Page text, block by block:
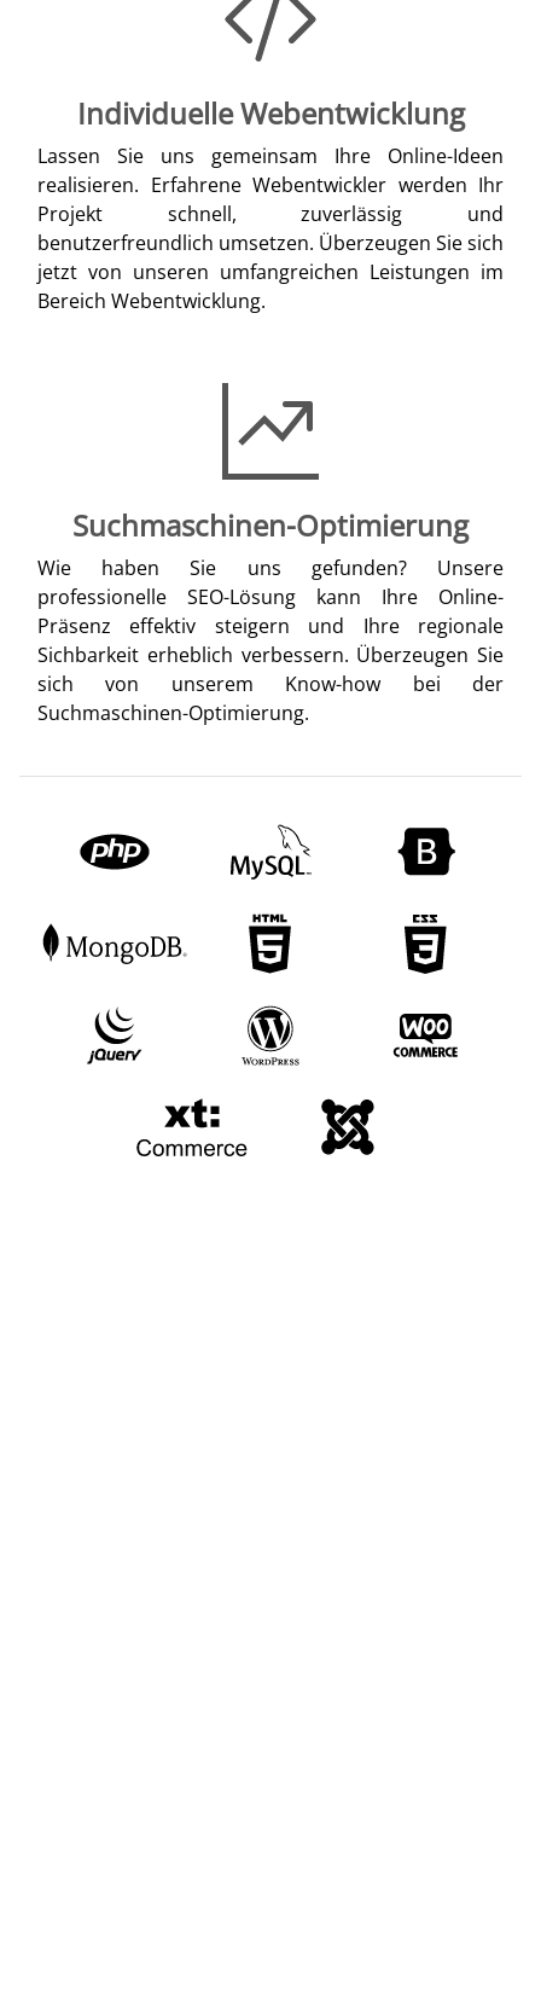
Individuelle Webentwicklung
Lassen Sie uns gemeinsam Ihre Online-Ideen
realisieren. Erfahrene Webentwickler werden Ihr
Projekt schnell, zuverlässig und
benutzerfreundlich umsetzen. Überzeugen Sie sich
jetzt von unseren umfangreichen Leistungen im
Bereich Webentwicklung.
Suchmaschinen-Optimierung
Wie haben Sie uns gefunden? Unsere
professionelle SEO-Lösung kann Ihre Online-
Präsenz effektiv steigern und Ihre regionale
Sichbarkeit erheblich verbessern. Überzeugen Sie
sich von unserem Know-how bei der
Suchmaschinen-Optimierung.